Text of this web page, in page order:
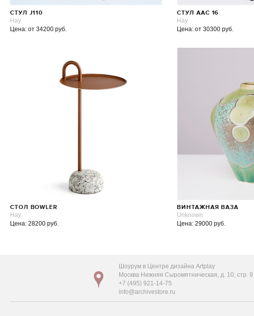
СТУЛ J110
Hay
Цена: от 34200 руб.
СТУЛ AAC 16
Hay
Цена: от 30300 руб.
СТОЛ BOWLER
Hay
Цена: 28200 руб.
ВИНТАЖНАЯ ВАЗА
Unknown
Цена: 29000 руб.
Шоурум в Центре дизайна Artplay
Москва Нижняя Сыромятническая, д. 10, стр. 9
+7 (495) 921-14-75
info@archivestore.ru